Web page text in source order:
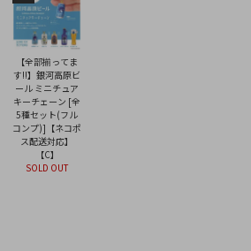
【全部揃ってま
す!!】銀河高原ビ
ール ミニチュア
キーチェーン [全
5種セット(フル
コンプ)]【ネコポ
ス配送対応】
【C】
SOLD OUT